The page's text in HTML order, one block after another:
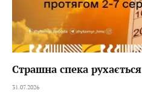
Страшна спека
31.07.2026